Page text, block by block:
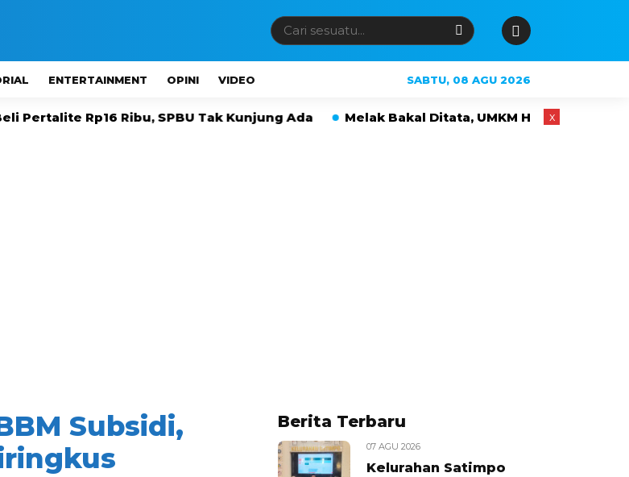
ENTERTAINMENT OPINI VIDEO SABTU, 08 AGU 2026
Ribu, SPBU Tak Kunjung Ada Melak Bakal Ditata, UMKM Hingga PKL Tak Langsung
Subsidi,
Berita Terbaru
07 AGU 2026
Kelurahan Satimpo
x